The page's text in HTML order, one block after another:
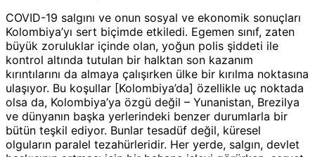
COVID-19 salgını ve onun sosyal ve ekonomik sonuçları
Kolombiya’yı sert biçimde etkiledi. Egemen sınıf, zaten
büyük zoruluklar içinde olan, yoğun polis şiddeti ile
kontrol altında tutulan bir halktan son kazanım
kırıntılarını da almaya çalışırken ülke bir kırılma noktasına
ulaşıyor. Bu koşullar [Kolombiya’da] özellikle uç noktada
olsa da, Kolombiya’ya özgü değil – Yunanistan, Brezilya
ve dünyanın başka yerlerindeki benzer durumlarla bir
bütün teşkil ediyor. Bunlar tesadüf değil, küresel
olguların paralel tezahürleridir. Her yerde, salgın, devlet